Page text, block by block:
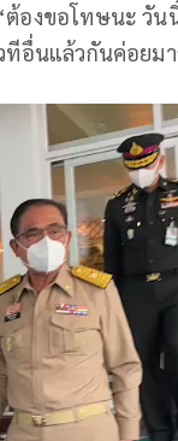
องขอโทษนะ วัน
ทีอื่นแล้วกันค่อยม